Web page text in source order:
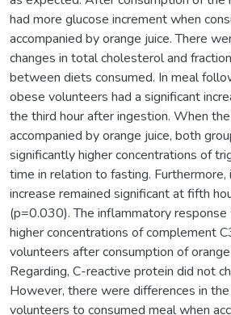
had more glucose increment when
accompanied by orange juice. There
changes in total cholesterol and
between diets consumed. In meal
obese volunteers had a significant
the third hour after ingestion. When
accompanied by orange juice, both
significantly higher concentrations of
time in relation to fasting.
increase remained significant at fifth
(p=0.030). The inflammatory response
higher concentrations of complement
volunteers after consumption of
Regarding, C-reactive protein did not
However, there were differences in
volunteers to consumed meal when